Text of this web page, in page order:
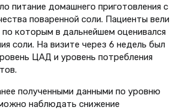
питание домашнего приготовления с
поваренной соли. Пациенты вели
которым в дальнейшем оценивался
соли. На визите через 6 недель был
ЦАД и уровень потребления
полученными данными по уровню
наблюдать снижение